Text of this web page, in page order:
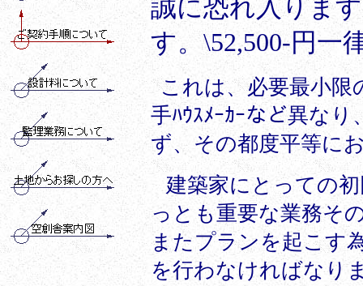
誠に恐れ入りま
す。\52,500-円一
これは、必要最小限
手ﾊｳｽﾒｰｶｰなど異な
ず、その都度平等に
建築家にとっての初
っとも重要な業務そ
またプランを起こす
を行わなければなり